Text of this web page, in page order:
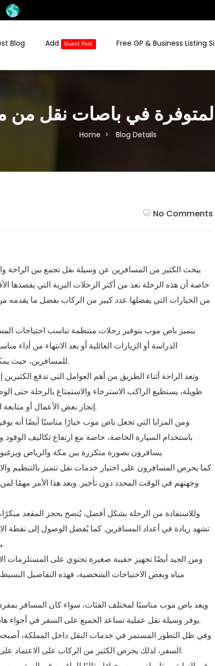
Blog Add Guest Post Free GP & Business Listing
في باصات نقل من
Home Blog Details
No Comments
يبحث الكثير من المسافرين عن وسيلة نقل تجمع بين الراحة
خاصة أن هذه الرحلة تعد من أكثر الرحلات البرية التي يقصدها
من الخيارات التي يفضلها عدد كبير من الركاب بفضل ما
يتميز باص موب بتوفير رحلات منتظمة تناسب احتياجات
الدراسة أو الزيارات العائلية أو بعد الانتهاء من أداء
للمسافرين، حيث يمكنهم اختيار الموعد الذي يتناسب مع خططهم اليومية.
وتعد الراحة أثناء الطريق من أهم العوامل التي تدفع
طويلة، يستطيع الراكب الاسترخاء والاستمتاع بالرحلة
إنجاز بعض الأعمال أو متابعة الهاتف أو القراءة، مما يجعل الرحلة أكثر فائدة ومتعة.
ومن المزايا التي تجعل باص موب خيارًا مناسبًا أيضًا أنه
باستخدام السيارة الخاصة، خاصة مع ارتفاع تكاليف الوقود
يسافرون بصورة متكررة بين مكة والرياض ويرغبون في وسيلة نقل اقتصادية ومريحة في الوقت نفسه.
كما يحرص المسافرون على اختيار خدمات نقل تتميز بالتنظيم
وجهتهم في الوقت المحدد دون تأخير. ويعد هذا الأمر مهمًا
وللاستفادة من الرحلة بشكل أفضل، يُنصح بحجز المقعد
تشهد زيادة في أعداد المسافرين. كما يُفضل الوصول إلى نقطة
بسهولة والاستعداد للصعود إلى الحافلة دون استعجال.
ومن الجيد أيضًا تجهيز حقيبة صغيرة تحتوي على المستلزمات
مياه وبعض الاحتياجات الشخصية، فهذه التفاصيل
ويعد باص موب مناسبًا لمختلف الفئات، سواء كان المسافر
يوفر وسيلة نقل عملية تساعد الجميع على السفر في أجواء هادئة ومريحة دون الحاجة إلى استخدام أكثر من سيارة.
وفي ظل التطور المستمر في خدمات النقل داخل المملكة،
السفر، لذلك يحرص الكثير من الركاب على الاعتماد على الخدمات التي توفر لهم تجربة مميزة طوال الطريق.